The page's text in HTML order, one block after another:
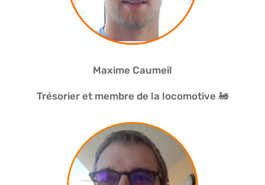
Maxime Caumeil
Trésorier et membre de la locomotive 🚂